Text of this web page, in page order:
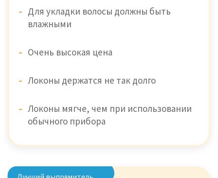
Для укладки волосы должны быть
влажными
Очень высокая цена
Локоны держатся не так долго
Локоны мягче, чем при использовании
обычного прибора